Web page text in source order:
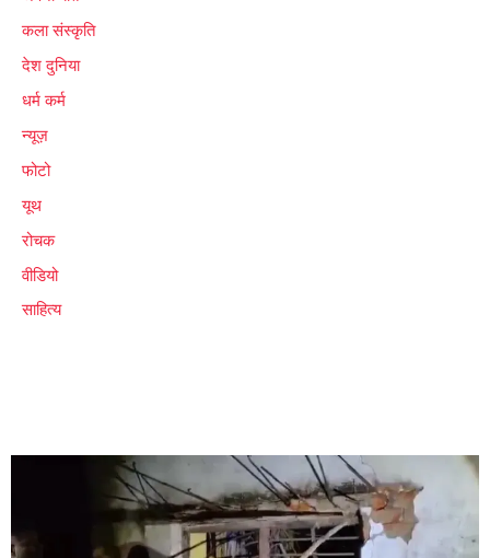
कला संस्कृति
देश दुनिया
धर्म कर्म
न्यूज़
फोटो
यूथ
रोचक
वीडियो
साहित्य